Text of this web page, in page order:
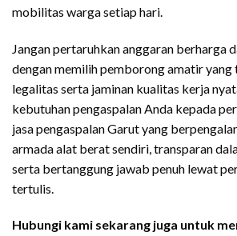
mobilitas warga setiap hari.
Jangan pertaruhkan anggaran berharga
dengan memilih pemborong amatir
legalitas serta jaminan kualitas kerja
kebutuhan pengaspalan Anda kepada
jasa pengaspalan Garut yang
armada alat berat sendiri, transparan
serta bertanggung jawab penuh lewat
tertulis.
Hubungi kami sekarang juga untuk